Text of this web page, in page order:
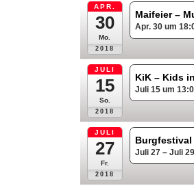
APR.
30
Mo.
2018
Maifeier –
Apr. 30 um
JULI
15
So.
2018
KiK – Kids
Juli 15 um
JULI
27
Fr.
2018
Burgfestival
Juli 27 – Juli